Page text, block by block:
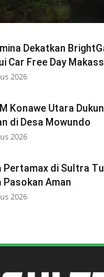
Dekatkan
Car Free Day
2026
Konawe Utara
di Desa Mowundo
2026
Pertamax di Sultra
Pasokan Aman
2026